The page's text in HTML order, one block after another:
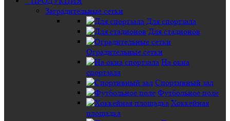
Заградительные сетки
Для спортзала
Для стадионов
Оградительные сетки
На окна
спортзала
Спортивный зал
Футбольное поле
Хоккейная
площадка